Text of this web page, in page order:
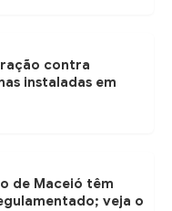
contra
instaladas em
de Maceió têm
veja o